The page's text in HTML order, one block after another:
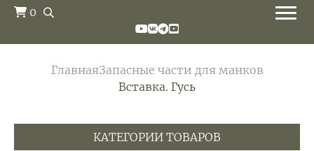
0
ГлавнаяЗапасные части для манков
Вставка. Гусь
КАТЕГОРИИ ТОВАРОВ